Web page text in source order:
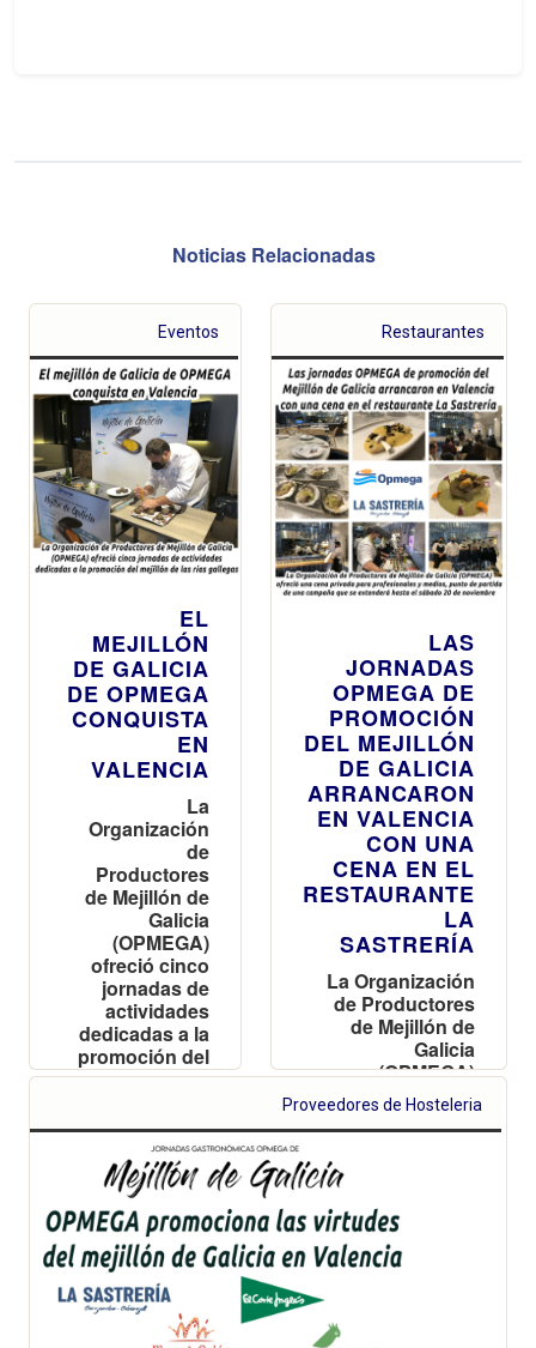
Noticias Relacionadas
Eventos
EL
MEJILLÓN
DE GALICIA
DE OPMEGA
CONQUISTA
EN
VALENCIA
La
Organización
de
Productores
de Mejillón de
Galicia
(OPMEGA)
ofreció cinco
jornadas de
actividades
dedicadas a la
promoción del
mejillón de las
Restaurantes
LAS
JORNADAS
OPMEGA DE
PROMOCIÓN
DEL MEJILLÓN
DE GALICIA
ARRANCARON
EN VALENCIA
CON UNA
CENA EN EL
RESTAURANTE
LA
SASTRERÍA
La Organización
de Productores
de Mejillón de
Galicia
(OPMEGA)
ofreció una cena
privada para
profesionales y
medios, punto de
campaña que se
extenderá hasta
el sábado 20 de
noviembre
Proveedores de Hosteleria